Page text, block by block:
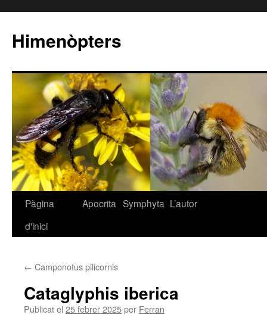
Himenòpters
Vés
Pàgina
d'inici
Apocrita Symphyta L’autor
← Camponotus pilicornis
Cataglyphis iberica
Publicat el 25 febrer 2025per Ferran